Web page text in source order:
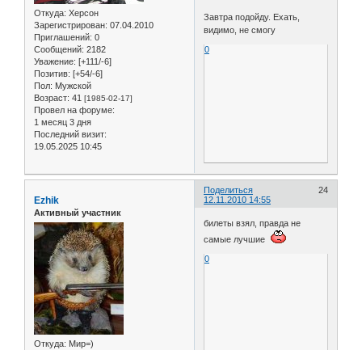
Откуда: Херсон
Зарегистрирован: 07.04.2010
Приглашений: 0
Сообщений: 2182
Уважение: [+111/-6]
Позитив: [+54/-6]
Пол: Мужской
Возраст: 41 [1985-02-17]
Провел на форуме:
1 месяц 3 дня
Последний визит:
19.05.2025 10:45
Завтра подойду. Ехать,
видимо, не смогу
0
Поделиться
24
12.11.2010 14:55
Ezhik
Активный участник
Откуда: Мир=)
билеты взял, правда не
самые лучшие
0